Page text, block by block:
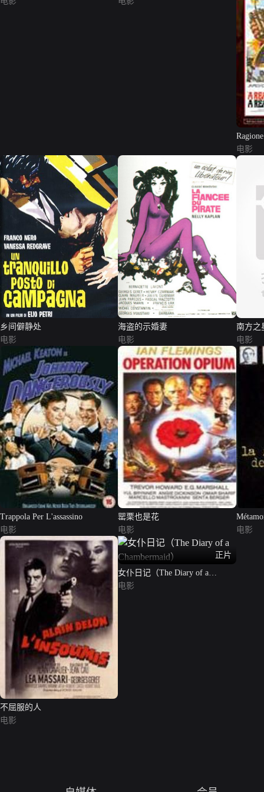
mori...
电影
乡间僻静处
电影
海盗的示婚妻
电影
南方之
电影
Trappola Per L'assassino
电影
罂栗也是花
电影
电影
不屈服的人
电影
正片
女仆日记（The Diary of a
Chambermaid）
电影